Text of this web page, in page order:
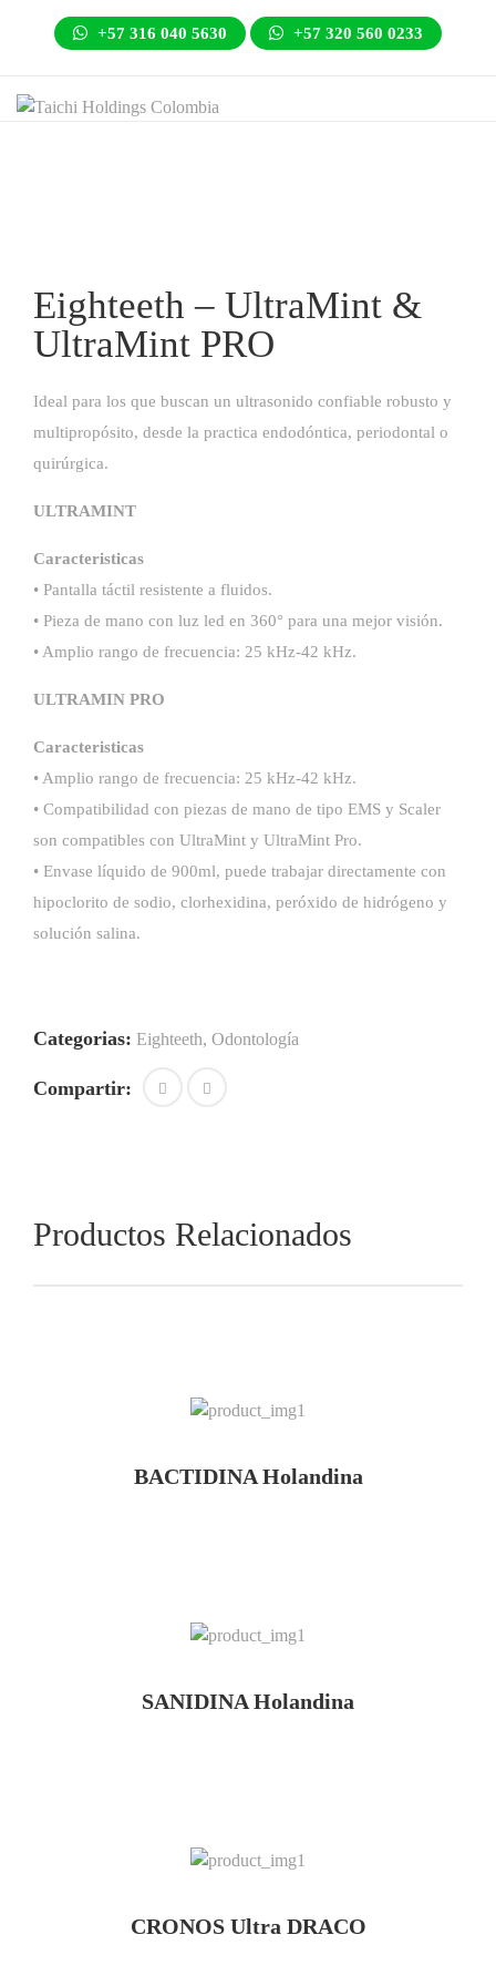
+57 316 040 5630 +57 320 560 0233
Eighteeth – UltraMint &
UltraMint PRO
Ideal para los que buscan un ultrasonido confiable robusto y
multipropósito, desde la practica endodóntica, periodontal o
quirúrgica.
ULTRAMINT
Caracteristicas
• Pantalla táctil resistente a fluidos.
• Pieza de mano con luz led en 360° para una mejor visión.
• Amplio rango de frecuencia: 25 kHz-42 kHz.
ULTRAMIN PRO
Caracteristicas
• Amplio rango de frecuencia: 25 kHz-42 kHz.
• Compatibilidad con piezas de mano de tipo EMS y Scaler
son compatibles con UltraMint y UltraMint Pro.
• Envase líquido de 900ml, puede trabajar directamente con
hipoclorito de sodio, clorhexidina, peróxido de hidrógeno y
solución salina.
Categorias: Eighteeth, Odontología
Compartir:
Productos Relacionados
BACTIDINA Holandina
SANIDINA Holandina
CRONOS Ultra DRACO